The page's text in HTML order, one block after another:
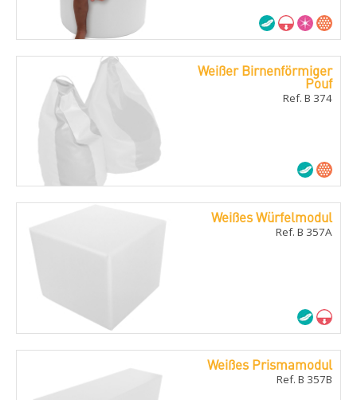
Weißer Birnenförmiger
Pouf
Ref. B 374
Weißes Würfelmodul
Ref. B 357A
Weißes Prismamodul
Ref. B 357B